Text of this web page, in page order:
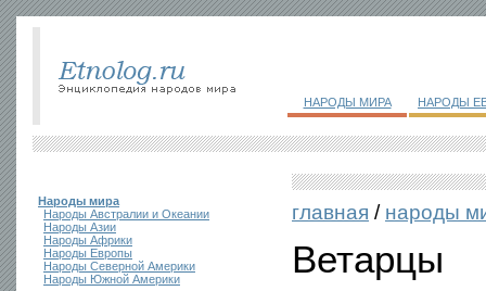
НАРОДЫ МИРА НАРОДЫ
Народы мира
Народы Австралии и Океании
Народы Азии
Народы Африки
Народы Европы
Народы Северной Америки
Народы Южной Америки
главная / народы
Ветарцы